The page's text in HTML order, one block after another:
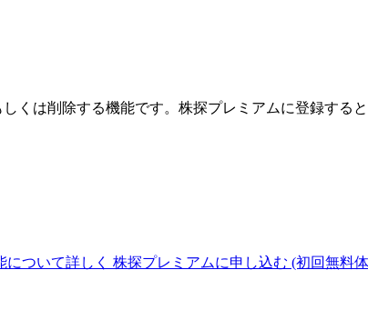
くは削除する機能です。 株探プレミアムに登録する
について詳しく 株探プレミアムに申し込む (初回無料